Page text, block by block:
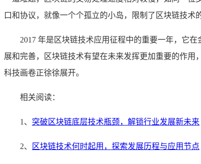
口和协议，就像一个个孤立的小岛，限制了区块链技
2017 年是区块链技术应用征程中的重要一年，它
展和完善，区块链技术有望在未来发挥更加重要的作
科技画卷正徐徐展开。
相关阅读：
1、 突破区块链底层技术瓶颈，解锁行业发展新未来
2、 区块链技术何时起用，探索发展历程与应用节点